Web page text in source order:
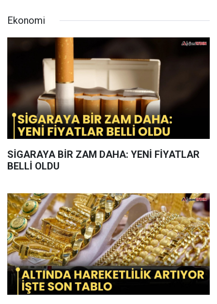
Ekonomi
SİGARAYA BİR ZAM DAHA: YENİ FİYATLAR
BELLİ OLDU